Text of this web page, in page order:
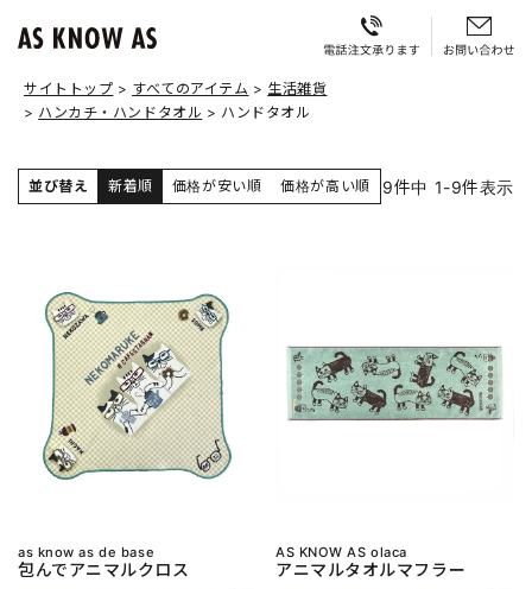
サイトトップ すべてのアイテム
生活雑貨
ハンカチ・ハンドタオル
ハンドタオル
並び替え 新着順 価格が安い順 価格が高い順 9件中 1-9件表示
as know as de base
包んでアニマルクロス
AS KNOW AS olaca
アニマルタオルマフラー